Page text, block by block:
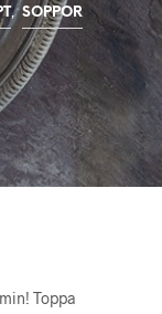
, SOPPOR
Toppa